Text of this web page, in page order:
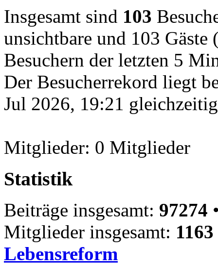
Insgesamt sind 103
unsichtbare und 103 Gäste
Besuchern der letzten 5
Der Besucherrekord liegt
Jul 2026, 19:21
Mitglieder: 0 Mitglieder
Statistik
Beiträge insgesamt: 97274
Mitglieder insgesamt: 1163
Lebensreform